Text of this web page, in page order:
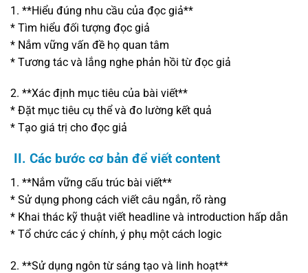
1. **Hiểu đúng nhu cầu của đọc giả**
* Tìm hiểu đối tượng đọc giả
* Nắm vững vấn đề họ quan tâm
* Tương tác và lắng nghe phản hồi từ đọc giả
2. **Xác định mục tiêu của bài viết**
* Đặt mục tiêu cụ thể và đo lường kết quả
* Tạo giá trị cho đọc giả
II. Các bước cơ bản để viết content
1. **Nắm vững cấu trúc bài viết**
* Sử dụng phong cách viết câu ngắn, rõ ràng
* Khai thác kỹ thuật viết headline và introduction hấp dẫn
* Tổ chức các ý chính, ý phụ một cách logic
2. **Sử dụng ngôn từ sáng tạo và linh hoạt**